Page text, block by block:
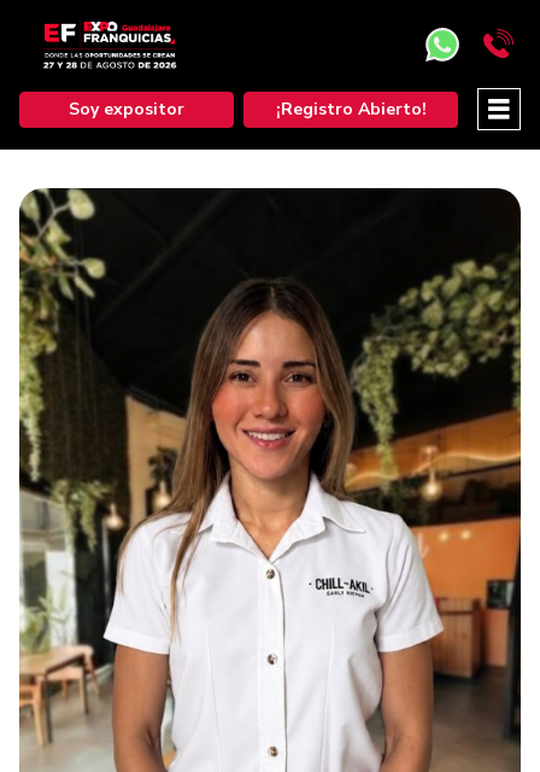
Soy expositor ¡Registro Abierto!